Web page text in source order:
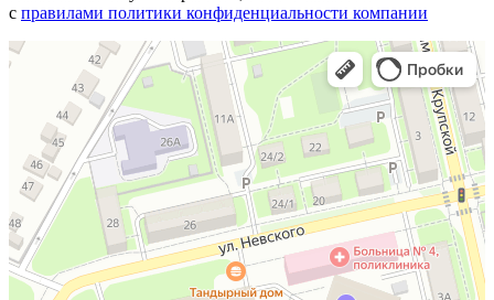
с правилами политики конфиденциальности компании